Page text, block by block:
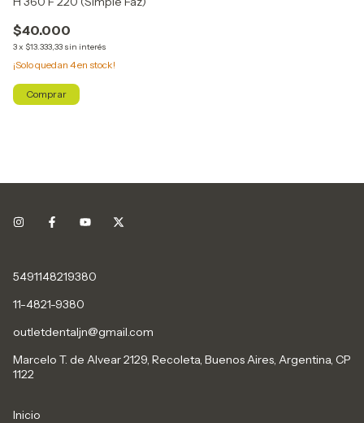
$40.000
3x $13.333,33 sin interés
¡Solo quedan 4en stock!
5491148219380
11-4821-9380
outletdentaljn@gmail.com
Marcelo T. de Alvear 2129, Recoleta, Buenos Aires, Argentina, CP
1122
Inicio